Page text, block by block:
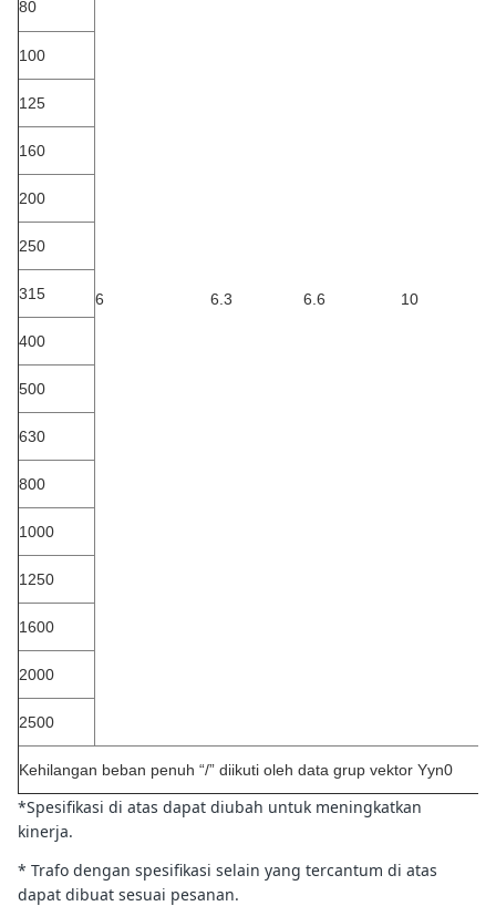
6 6.3 6.6 10
80
100
125
160
200
250
315
400
500
630
800
1000
1250
1600
2000
2500
Kehilangan beban penuh “/” diikuti oleh data grup vektor Yyn0
*Spesifikasi di atas dapat diubah untuk meningkatkan
kinerja.
* Trafo dengan spesifikasi selain yang tercantum di atas
dapat dibuat sesuai pesanan.